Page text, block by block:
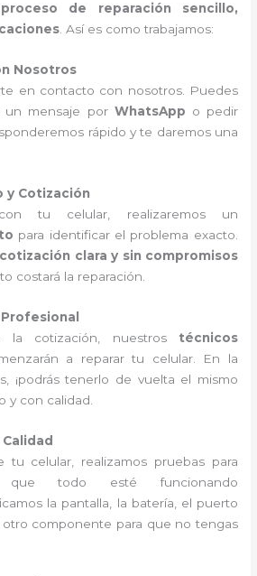
proceso de reparación sencillo,
. Así es como trabajamos:
Nosotros
en contacto con nosotros. Puedes
un mensaje por WhatsApp o pedir
rápido y te daremos una
y Cotización
tu celular, realizaremos un
para identificar el problema exacto.
cotización clara y sin compromisos
costará la reparación.
la cotización, nuestros técnicos
a reparar tu celular. En la
¡podrás tenerlo de vuelta el mismo
y con calidad.
tu celular, realizamos pruebas para
que todo esté funcionando
la pantalla, la batería, el puerto
componente para que no tengas